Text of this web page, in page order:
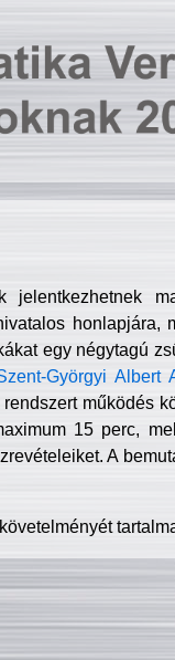
jelentkezhetnek
egy négytagú
Györgyi Albert
működés
15 perc,
A